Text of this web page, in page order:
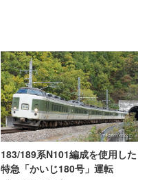
183/189系N101編成を使用した
特急「かいじ180号」運転